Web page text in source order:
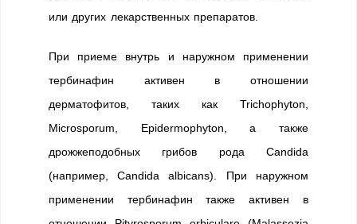
или других лекарственных препаратов.
При приеме внутрь и наружном применении
тербинафин активен в отношении
дерматофитов, таких как Trichophyton,
Microsporum, Epidermophyton, а также
дрожжеподобных грибов рода Candida
(например, Candida albicans). При наружном
применении тербинафин также активен в